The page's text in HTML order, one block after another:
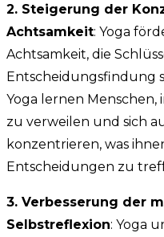
2. Steigerung der
Achtsamkeit: Yoga
Achtsamkeit, die
Entscheidungsfindung
Yoga lernen
zu verweilen und sich
konzentrieren, was
Entscheidungen zu
3. Verbesserung der
Selbstreflexion: Yoga